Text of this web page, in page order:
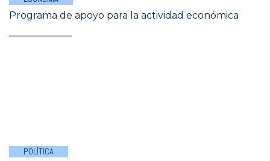
Programa de apoyo para la actividad económica
POLÍTICA